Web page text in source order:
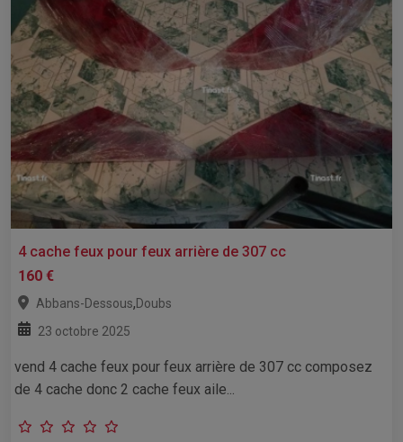
4 cache feux pour feux arrière de 307 cc
160 €
Abbans-Dessous,Doubs
23 octobre 2025
vend 4 cache feux pour feux arrière de 307 cc composez
de 4 cache donc 2 cache feux aile...